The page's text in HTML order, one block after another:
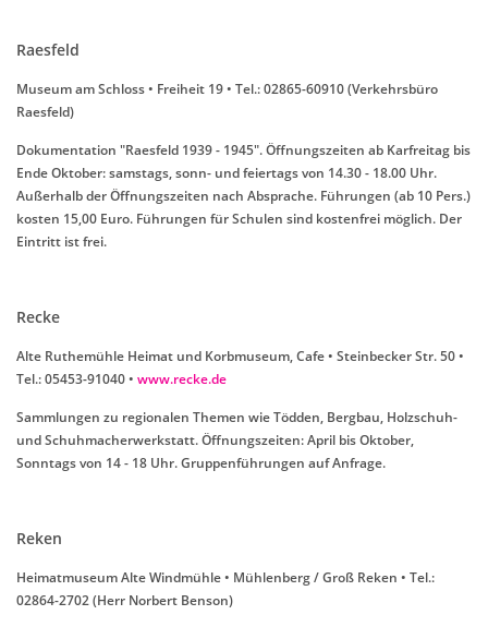
Raesfeld
Museum am Schloss • Freiheit 19 • Tel.: 02865-60910 (Verkehrsbüro
Raesfeld)
Dokumentation "Raesfeld 1939 - 1945". Öffnungszeiten ab Karfreitag bis
Ende Oktober: samstags, sonn- und feiertags von 14.30 - 18.00 Uhr.
Außerhalb der Öffnungszeiten nach Absprache. Führungen (ab 10 Pers.)
kosten 15,00 Euro. Führungen für Schulen sind kostenfrei möglich. Der
Eintritt ist frei.
Recke
Alte Ruthemühle Heimat und Korbmuseum, Cafe • Steinbecker Str. 50 •
Tel.: 05453-91040 • www.recke.de
Sammlungen zu regionalen Themen wie Tödden, Bergbau, Holzschuh-
und Schuhmacherwerkstatt. Öffnungszeiten: April bis Oktober,
Sonntags von 14 - 18 Uhr. Gruppenführungen auf Anfrage.
Reken
Heimatmuseum Alte Windmühle • Mühlenberg / Groß Reken • Tel.:
02864-2702 (Herr Norbert Benson)